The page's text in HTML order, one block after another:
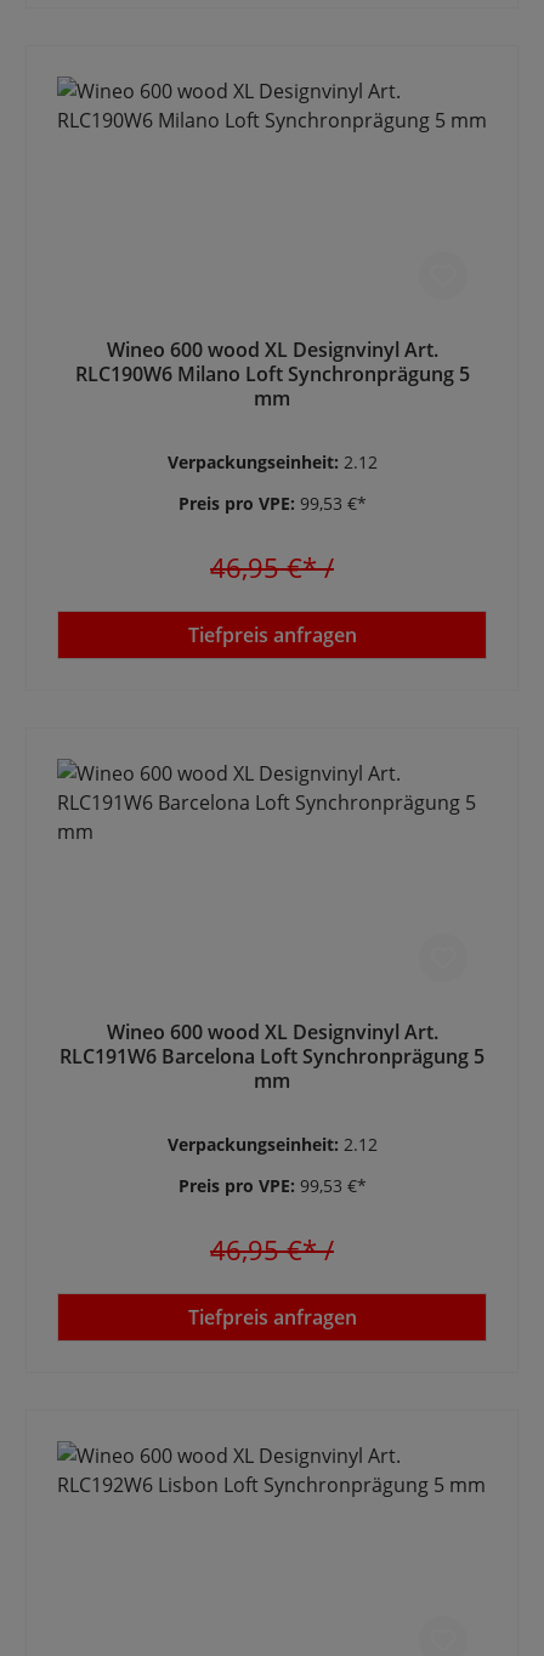
Wineo 600 wood XL Designvinyl Art.
RLC190W6 Milano Loft Synchronprägung 5
mm
Verpackungseinheit: 2.12
Preis pro VPE: 99,53 €*
46,95 €*/
Tiefpreis anfragen
Wineo 600 wood XL Designvinyl Art.
RLC191W6 Barcelona Loft Synchronprägung 5
mm
Verpackungseinheit: 2.12
Preis pro VPE: 99,53 €*
46,95 €*/
Tiefpreis anfragen